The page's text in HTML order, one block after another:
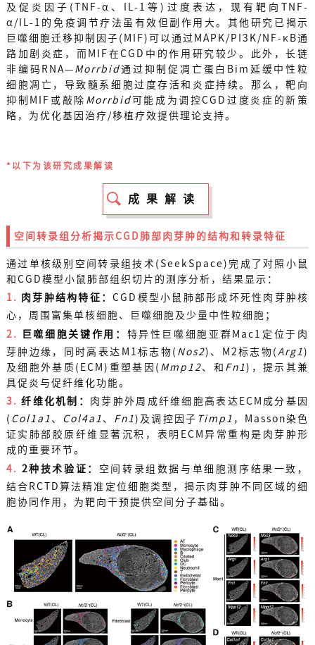
及促炎因子(TNF-α、IL-1等)过度表达，现有靶向TNF-
α/IL-1的免疫调节疗法虽有效但副作用大。其他研究已揭示
巨噬细胞迁移抑制因子(MIF)可以通过MAPK/PI3K/NF-κB通
路加剧炎症，而MIF在CGD中的作用研究较少。此外，长链
非编码RNA— Morrbid通过抑制促凋亡蛋白Bim延缓中性粒
细胞凋亡，导致髓系细胞过度存活和炎症持续。那么，靶向
抑制MIF或敲除 Morrbid 可能成为调控CGD过度炎症的新策
略，为优化基因治疗/移植疗效提供理论支持。
*以下为该研究成果解读
成果解读
空间转录组分析揭示CGD肺部肉芽肿的结构和转录特征
通过单核级别空间转录组技术(SeekSpace)完成了对照小鼠
和CGD模型小鼠肺部组织切片的测序分析，结果显示：
1. 肉芽肿结构特征：CGD模型小鼠肺部形成坏死性肉芽肿核
心，周围富集单核细胞、巨噬细胞及少量中性粒细胞；
2 . 巨噬细胞关键作用： 特异性巨噬细胞亚群Mac1定位于肉
芽肿边缘，同时高表达M1标志物( Nos2)、M2标志物(Arg1)
及细胞外基质(ECM)重塑基因( Mmp12、和 Fn1)，提示其兼
具促炎与促纤维化功能。
3.纤维化机制： 肉芽肿外周成纤维细胞高表达ECM成分基因
( Col1a1 、 Col4a1 、 Fn1)及调控因子 Timp1 ，Masson染色
证实肺部胶原纤维显著沉积，表明ECM异常重构是肉芽肿形
成的重要环节。
4 . 2种技术验证 ： 空间转录组数据与单细胞测序结果一致，
结合RCTD算法精准定位细胞类型，揭示肉芽肿不同区域的细
胞协同作用，为靶向干预提供空间分子基础。